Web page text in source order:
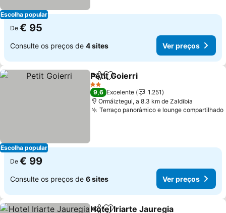
Escolha popular
De € 95
Consulte os preços de 4 sites Ver preços
Escolha popular
PartilharAdicionar aos favoritos
Petit Goierri
2 Estrelas
9,6 Excelente
1.251
Ormáiztegui, a 8.3 km de Zaldibia
Terraço panorâmico e lounge compartilhado
De € 99
Consulte os preços de 6 sites Ver preços
Hotel Iriarte Jauregia